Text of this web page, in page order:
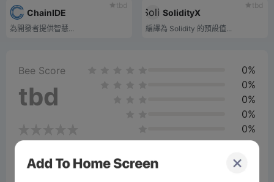
tbd
ChainIDE
為開發者提供智慧...
tbd
SolidityX
編譯為 Solidity 的預設值...
Bee Score
tbd
0%
0%
0%
0%
0%
Comments(0) New